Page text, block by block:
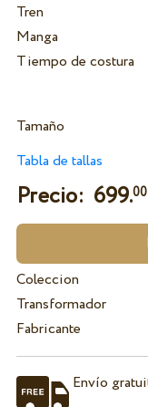
Tren
Manga
Tiempo de costura
Tamaño
Tabla de tallas
Precio: 699.00
Coleccion
Transformador
Fabricante
Envío